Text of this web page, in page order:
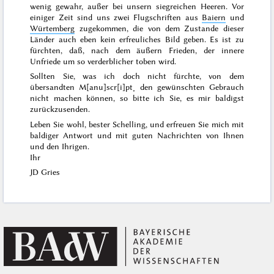
wenig gewahr, außer bei unsern siegreichen Heeren. Vor
einiger Zeit sind uns zwei Flugschriften aus Baiern und
Würtemberg zugekommen, die von dem Zustande dieser
Länder auch eben kein erfreuliches Bild geben. Es ist zu
fürchten, daß, nach dem äußern Frieden, der innere
Unfriede um so verderblicher toben wird.
Sollten Sie, was ich doch nicht fürchte, von dem
übersandten M[anu]scr[i]pt˖ den gewünschten Gebrauch
nicht machen können, so bitte ich Sie, es mir baldigst
zurückzusenden.
Leben Sie wohl, bester Schelling, und erfreuen Sie mich mit
baldiger Antwort und mit guten Nachrichten von Ihnen
und den Ihrigen.
Ihr
JD Gries